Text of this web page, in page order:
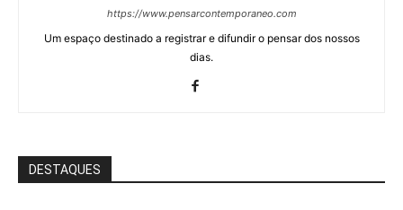
https://www.pensarcontemporaneo.com
Um espaço destinado a registrar e difundir o pensar dos nossos
dias.
DESTAQUES